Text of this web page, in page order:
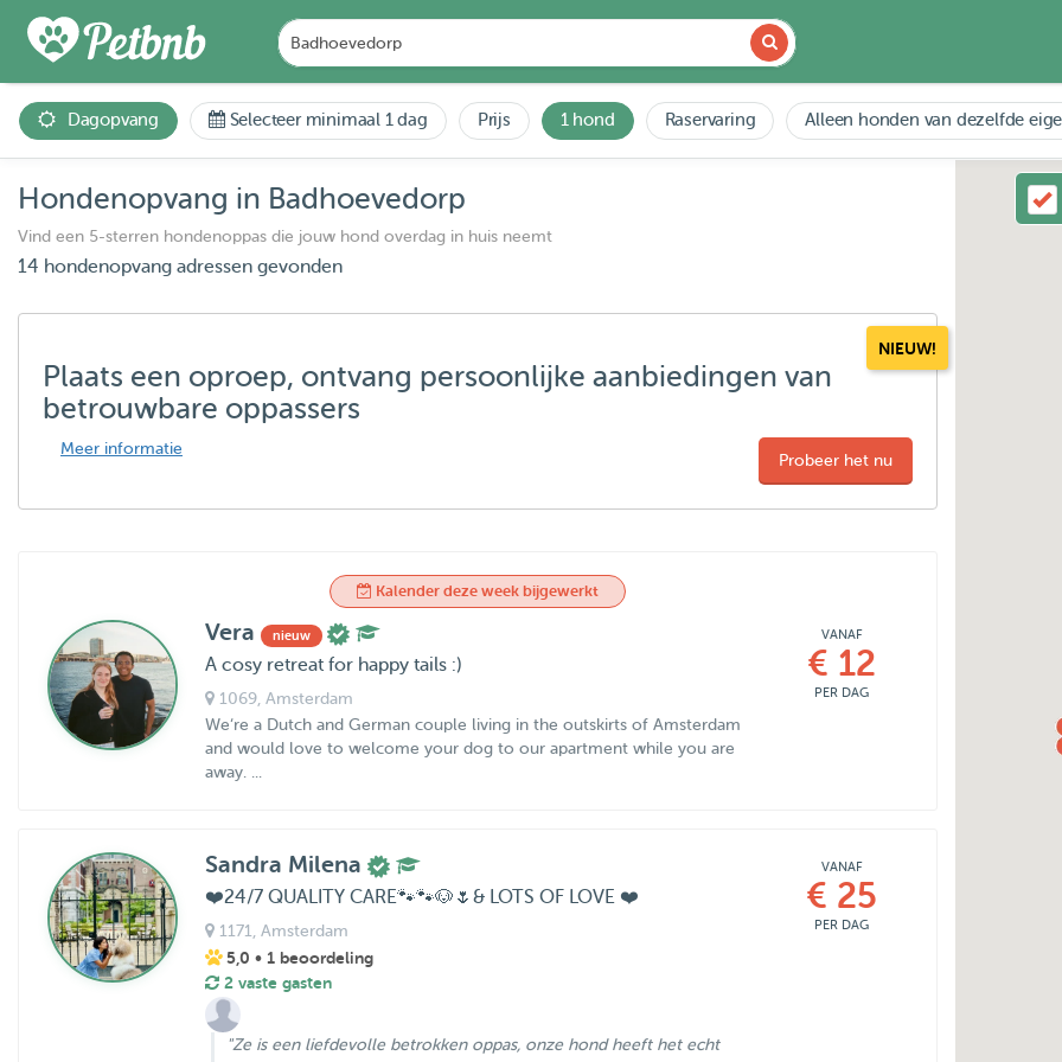
Dagopvang Selecteer minimaal 1 dag Prijs 1 hond Raservaring Alleen honden van dezelfde
Hondenopvang in Badhoevedorp
Vind een 5-sterren hondenoppas die jouw hond overdag in huis neemt
14 hondenopvang adressen gevonden
NIEUW!
Plaats een oproep, ontvang persoonlijke aanbiedingen van
betrouwbare oppassers
Meer informatie
Probeer het nu
Kalender deze week bijgewerkt
Vera nieuw
A cosy retreat for happy tails :)
1069, Amsterdam
We‘re a Dutch and German couple living in the outskirts of Amsterdam
and would love to welcome your dog to our apartment while you are
away. ...
VANAF
€ 12
PER DAG
Sandra Milena
❤️24/7 QUALITY CARE🐾🐾🐶🌷& LOTS OF LOVE ❤️
1171 , Amsterdam
5,0 • 1 beoordeling
2 vaste gasten
"Ze is een liefdevolle betrokken oppas, onze hond heeft het echt
VANAF
€ 25
PER DAG